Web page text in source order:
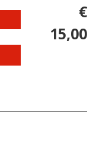
€
15,00